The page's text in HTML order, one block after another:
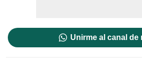
Unirme al canal de